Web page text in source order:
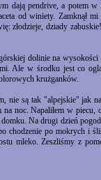
dają pendrive, a potem
od winiety. Zamknął
złodzieje, dziady
dolinie na
Ale w środku jest co
krużganków.
są tak "alpejskie" jak
Napaliłem w piecu,
Na drugi dzień
po mokrych i
mleko. Zeszliśmy z